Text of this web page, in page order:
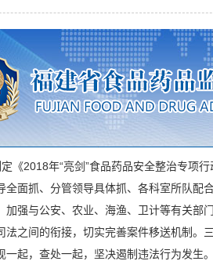
2018年“亮剑”食品药品安全整治专项行
全面抓、分管领导具体抓、各科室所队配
加强与公安、农业、海渔、卫计等有关部
法之间的衔接，切实完善案件移送机制。
一起，查处一起，坚决遏制违法行为发生